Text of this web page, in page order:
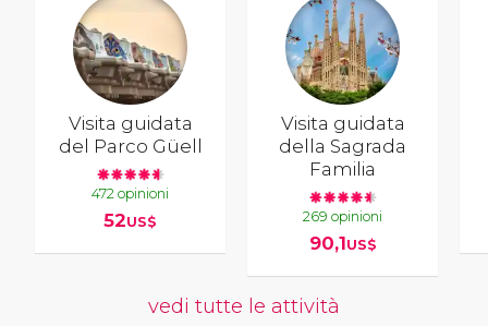
Visita guidata
del Parco Güell
472 opinioni
52US$
Visita guidata
della Sagrada
Familia
269 opinioni
90,1US$
vedi tutte le attività